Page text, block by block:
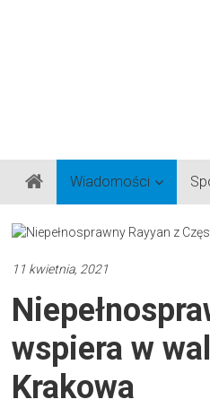
Gazeta
Regionalna
Częstochowa,
Lubliniec,
Wiadomości
11 kwietnia, 2021
wspiera w
Krakowa